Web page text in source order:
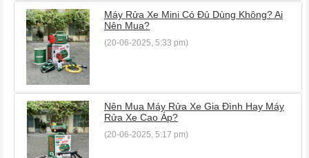
Máy Rửa Xe Mini Có Đủ Dùng Không? Ai
Nên Mua?
(20-06-2025, 5:33 pm)
Nên Mua Máy Rửa Xe Gia Đình Hay Máy
Rửa Xe Cao Áp?
(20-06-2025, 5:17 pm)